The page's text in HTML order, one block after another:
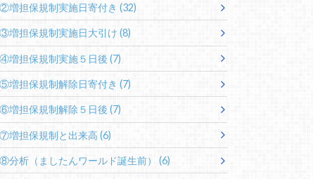
②増担保規制実施日寄付き (32)
③増担保規制実施日大引け (8)
④増担保規制実施５日後 (7)
⑤増担保規制解除日寄付き (7)
⑥増担保規制解除５日後 (7)
⑦増担保規制と出来高 (6)
⑧分析（ましたんワールド誕生前） (6)